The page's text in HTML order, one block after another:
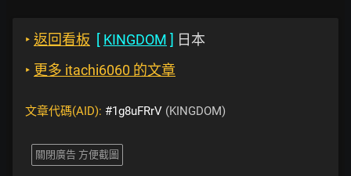
‣ 返回看板 [ KINGDOM ] 日本
‣ 更多 itachi6060 的文章
文章代碼(AID): #1g8uFRrV (KINGDOM)
關閉廣告 方便截圖